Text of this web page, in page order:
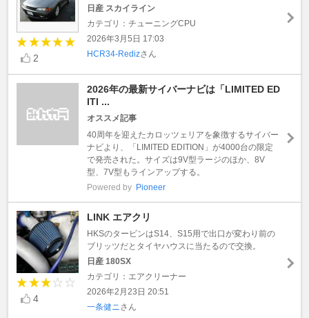
2
日産 スカイライン
カテゴリ：チューニングCPU
2026年3月5日 17:03
HCR34-Redizさん
2026年の最新サイバーナビは「LIMITED ED
ITI ...
オススメ記事
40周年を迎えたカロッツェリアを象徴するサイバー
ナビより、「LIMITED EDITION」が4000台の限定
で発売された。サイズは9V型ラージのほか、8V
型、7V型もラインアップする。
Powered by Pioneer
4
LINK エアクリ
HKSのタービンはS14、S15用で出口が変わり前の
ブリッツだとタイヤハウスに当たるので交換。
日産 180SX
カテゴリ：エアクリーナー
2026年2月23日 20:51
一条健ニ さん